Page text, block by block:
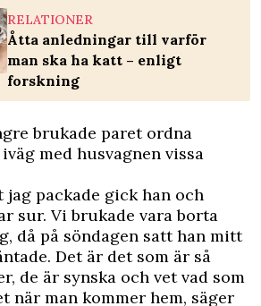
RELATIONER
Åtta anledningar till varför
man ska ha katt – enligt
forskning
brukade paret ordna
med husvagnen vissa
jag packade gick han och
sur. Vi brukade vara borta
då på söndagen satt han mitt
Det är det som är så
de är synska och vet vad som
när man kommer hem, säger